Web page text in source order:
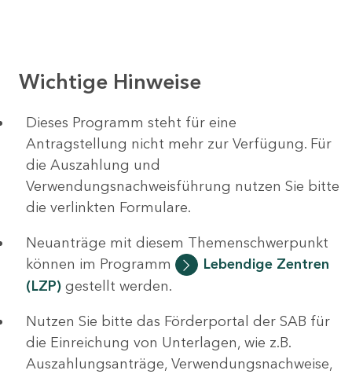
Wichtige Hinweise
Dieses Programm steht für eine
Antragstellung nicht mehr zur Verfügung. Für
die Auszahlung und
Verwendungsnachweisführung nutzen Sie bitte
die verlinkten Formulare.
Neuanträge mit diesem Themenschwerpunkt
können im Programm
Lebendige Zentren
(LZP) gestellt werden.
Nutzen Sie bitte das Förderportal der SAB für
die Einreichung von Unterlagen, wie z.B.
Auszahlungsanträge, Verwendungsnachweise,